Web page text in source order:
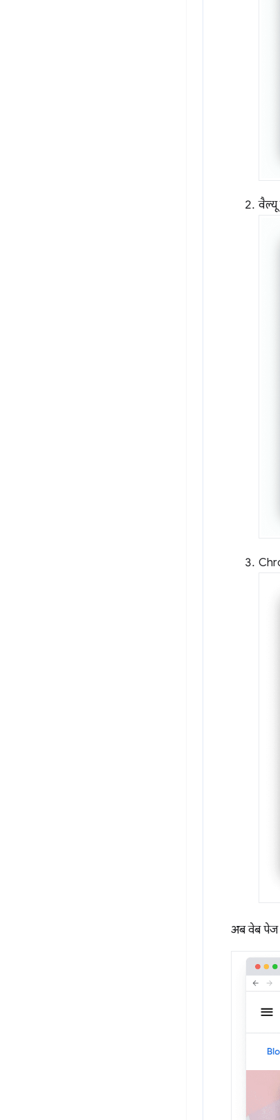
वैल्यू
अब वेब पेज